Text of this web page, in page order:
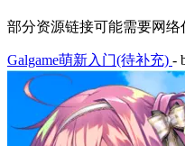
部分资源链接可能需要网络
Galgame萌新入门(待补充) -